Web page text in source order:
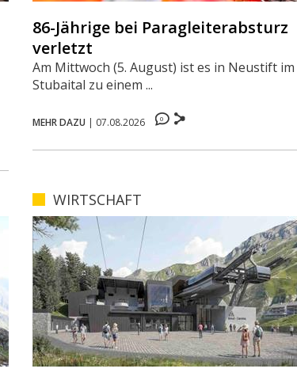
86-Jährige bei Paragleiterabsturz
verletzt
Am Mittwoch (5. August) ist es in Neustift im
Stubaital zu einem ...
MEHR DAZU | 07.08.2026 0
WIRTSCHAFT